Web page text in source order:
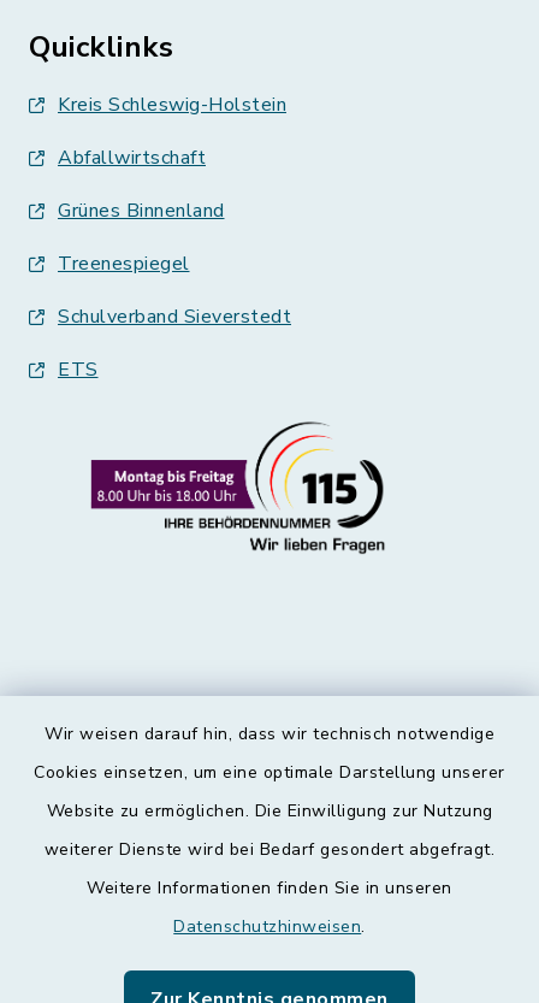
Wir weisen darauf hin, dass wir technisch notwendige
Cookies einsetzen, um eine optimale Darstellung unserer
Website zu ermöglichen. Die Einwilligung zur Nutzung
weiterer Dienste wird bei Bedarf gesondert abgefragt.
Weitere Informationen finden Sie in unseren
Datenschutzhinweisen.
Quicklinks
Kreis Schleswig-Holstein
Abfallwirtschaft
Grünes Binnenland
Treenespiegel
Schulverband Sieverstedt
ETS
Kontakt
Datenschutz